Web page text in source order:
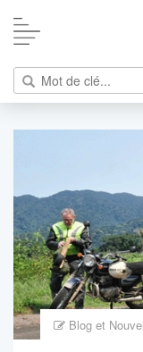
Blog et